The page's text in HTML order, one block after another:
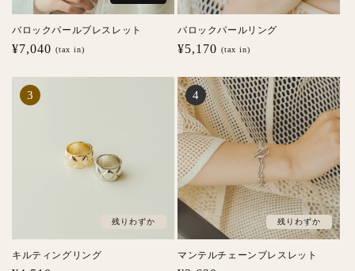
バロックパールブレスレット
通
価
格
¥7,040 (tax in)
バロックパールリング
通
価
格
¥5,170 (tax in)
残りわずか
キルティングリング
残りわずか
マンテルチェーンブレスレット